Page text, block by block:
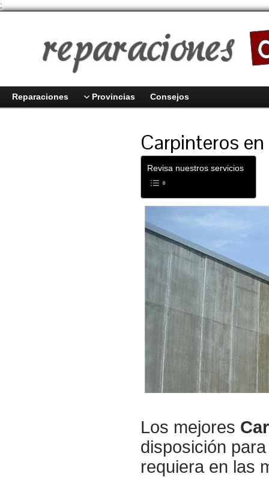
;
Reparaciones Provincias Consejos
Carpinteros
Revisa nuestros servicios
Los mejores
disposición
requiera en las